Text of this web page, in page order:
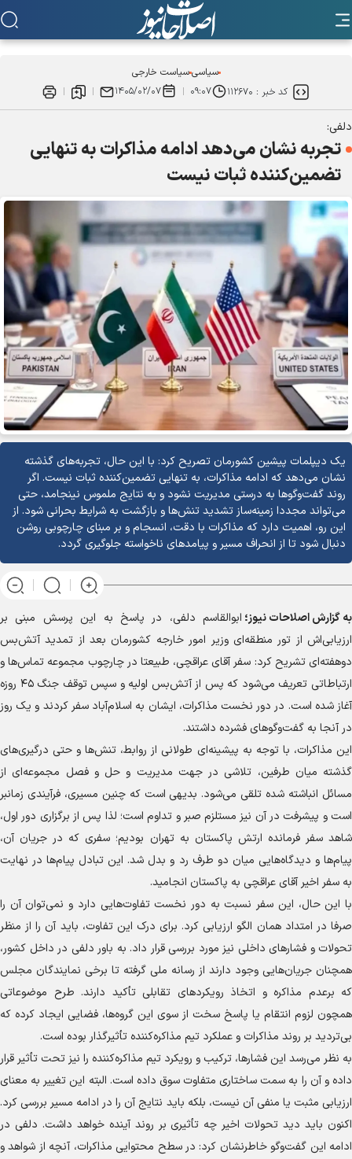
سیاسیسیاست خارجی
کد خبر : ۱۱۲۶۷۰ ۰۹:۰۷ ۱۴۰۵/۰۲/۰۷
دلفی:
تجربه نشان می‌دهد ادامه مذاکرات به تنهایی
تضمین‌کننده ثبات نیست
یک دیپلمات پیشین کشورمان تصریح کرد: با این حال، تجربه‌های گذشته
نشان می‌دهد که ادامه مذاکرات، به تنهایی تضمین‌کننده ثبات نیست. اگر
روند گفت‌وگوها به درستی مدیریت نشود و به نتایج ملموس نینجامد، حتی
می‌تواند مجددا زمینه‌ساز تشدید تنش‌ها و بازگشت به شرایط بحرانی شود. از
این رو، اهمیت دارد که مذاکرات با دقت، انسجام و بر مبنای چارچوبی روشن
دنبال شود تا از انحراف مسیر و پیامدهای ناخواسته جلوگیری گردد.
به گزارشاصلاحات نیوز؛ ابوالقاسم دلفی، در پاسخ به این پرسش مبنی بر
ارزیابی‌اش از تور منطقه‌ای وزیر امور خارجه کشورمان بعد از تمدید آتش‌بس
دوهفته‌ای تشریح کرد: سفر آقای عراقچی، طبیعتا در چارچوب مجموعه تماس‌ها و
ارتباطاتی تعریف می‌شود که پس از آتش‌بس اولیه و سپس توقف جنگ ۴۵ روزه
آغاز شده است. در دور نخست مذاکرات، ایشان به اسلام‌آباد سفر کردند و یک روز
در آنجا به گفت‌و‌گو‌های فشرده داشتند.
این مذاکرات، با توجه به پیشینه‌ای طولانی از روابط، تنش‌ها و حتی درگیری‌های
گذشته میان طرفین، تلاشی در جهت مدیریت و حل و فصل مجموعه‌ای از
مسائل انباشته شده تلقی می‌شود. بدیهی است که چنین مسیری، فرآیندی زمانبر
است و پیشرفت در آن نیز مستلزم صبر و تداوم است؛ لذا پس از برگزاری دور اول،
شاهد سفر فرمانده ارتش پاکستان به تهران بودیم؛ سفری که در جریان آن،
پیام‌ها و دیدگاه‌هایی میان دو طرف رد و بدل شد. این تبادل پیام‌ها در نهایت
به سفر اخیر آقای عراقچی به پاکستان انجامید.
با این حال، این سفر نسبت به دور نخست تفاوت‌هایی دارد و نمی‌توان آن را
صرفا در امتداد همان الگو ارزیابی کرد. برای درک این تفاوت، باید آن را از منظر
تحولات و فشار‌های داخلی نیز مورد بررسی قرار داد. به باور دلفی در داخل کشور،
همچنان جریان‌هایی وجود دارند از رسانه ملی گرفته تا برخی نمایندگان مجلس
که برعدم مذاکره و اتخاذ رویکرد‌های تقابلی تأکید دارند. طرح موضوعاتی
همچون لزوم انتقام یا پاسخ سخت از سوی این گروه‌ها، فضایی ایجاد کرده که
بی‌تردید بر روند مذاکرات و عملکرد تیم مذاکره‌کننده تأثیرگذار بوده است.
به نظر می‌رسد این فشارها، ترکیب و رویکرد تیم مذاکره‌کننده را نیز تحت تأثیر قرار
داده و آن را به سمت ساختاری متفاوت سوق داده است. البته این تغییر به معنای
ارزیابی مثبت یا منفی آن نیست، بلکه باید نتایج آن را در ادامه مسیر بررسی کرد.
اکنون باید دید تحولات اخیر چه تأثیری بر روند آینده خواهد داشت. دلفی در
ادامه این گفت‌و‌گو خاطرنشان کرد: در سطح محتوایی مذاکرات، آنچه از شواهد و